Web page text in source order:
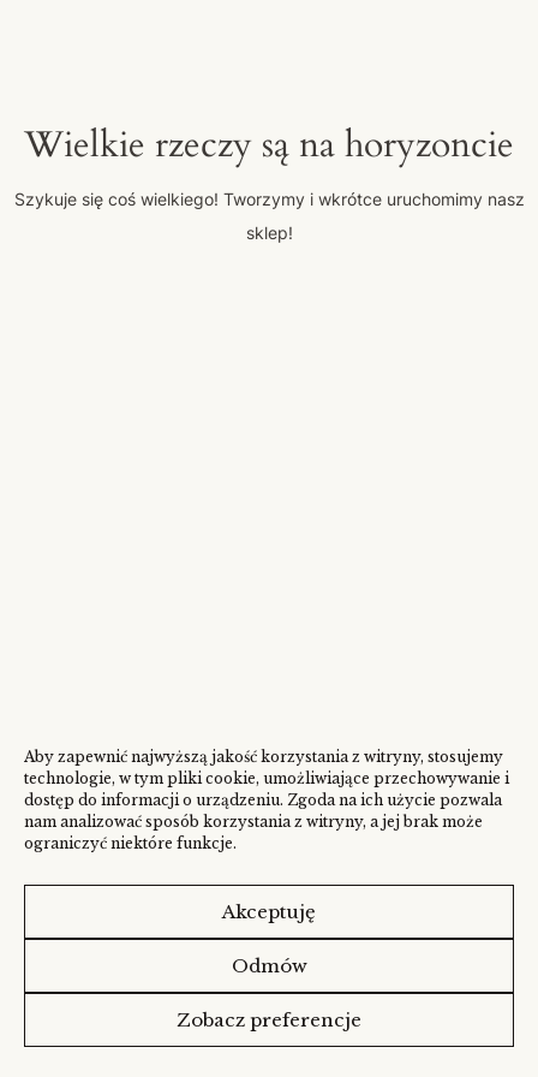
Aby zapewnić najwyższą jakość korzystania z witryny, stosujemy
technologie, w tym pliki cookie, umożliwiające przechowywanie i
dostęp do informacji o urządzeniu. Zgoda na ich użycie pozwala
nam analizować sposób korzystania z witryny, a jej brak może
ograniczyć niektóre funkcje.
Akceptuję
Odmów
Zobacz preferencje
Wielkie rzeczy są na horyzoncie
Szykuje się coś wielkiego! Tworzymy i wkrótce uruchomimy nasz
sklep!